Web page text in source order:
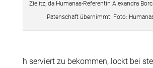
Zielitz, da Humanas-Referentin Alexandra
Patenschaft übernimmt. Foto:
h serviert zu bekommen, lockt bei